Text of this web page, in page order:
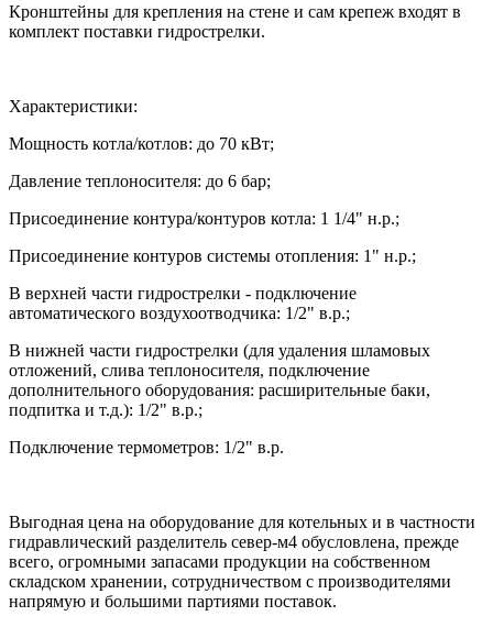
Кронштейны для крепления на стене и сам крепеж входят в
комплект поставки гидрострелки.
Характеристики:
Мощность котла/котлов: до 70 кВт;
Давление теплоносителя: до 6 бар;
Присоединение контура/контуров котла: 1 1/4" н.р.;
Присоединение контуров системы отопления: 1" н.р.;
В верхней части гидрострелки - подключение
автоматического воздухоотводчика: 1/2" в.р.;
В нижней части гидрострелки (для удаления шламовых
отложений, слива теплоносителя, подключение
дополнительного оборудования: расширительные баки,
подпитка и т.д.): 1/2" в.р.;
Подключение термометров: 1/2" в.р.
Выгодная цена на оборудование для котельных и в частности
гидравлический разделитель север-м4 обусловлена, прежде
всего, огромными запасами продукции на собственном
складском хранении, сотрудничеством с производителями
напрямую и большими партиями поставок.